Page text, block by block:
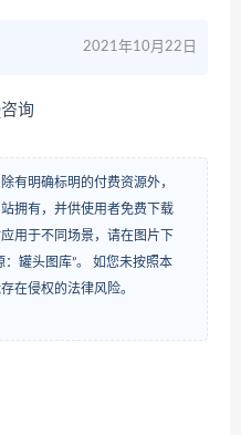
2021年10月22日
询
有明确标明的付费资源外，
拥有，并供使用者免费下载
用于不同场景，请在图片下
罐头图库”。 如您未按照本
在侵权的法律风险。